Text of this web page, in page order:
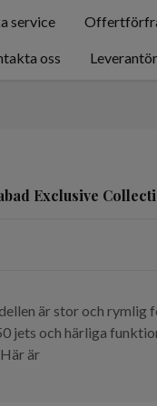
service
oss
Exclusive
är stor och rymlig
jets och härliga
är